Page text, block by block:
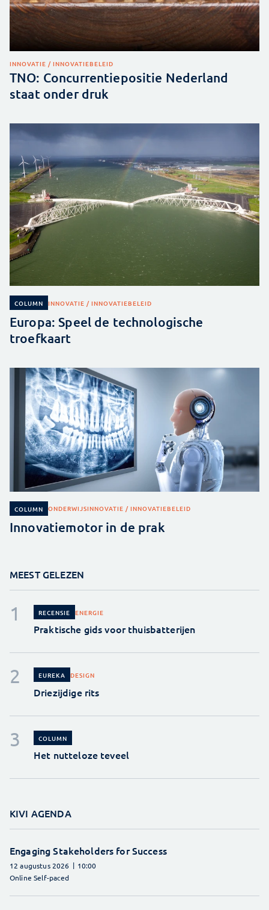
INNOVATIE / INNOVATIEBELEID
TNO: Concurrentiepositie Nederland
staat onder druk
COLUMN INNOVATIE / INNOVATIEBELEID
Europa: Speel de technologische
troefkaart
COLUMN ONDERWIJSINNOVATIE / INNOVATIEBELEID
Innovatiemotor in de prak
MEEST GELEZEN
RECENSIE ENERGIE
Praktische gids voor thuisbatterijen
EUREKA DESIGN
Driezijdige rits
COLUMN
Het nutteloze teveel
KIVI AGENDA
Engaging Stakeholders for Success
12 augustus 2026
10:00
Online Self-paced